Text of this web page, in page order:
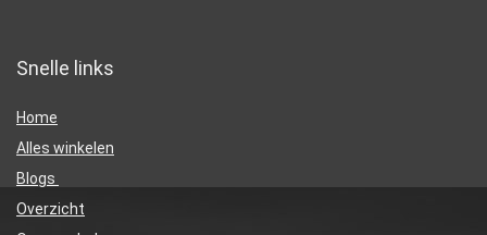
Snelle links
Home
Alles winkelen
Blogs
Overzicht